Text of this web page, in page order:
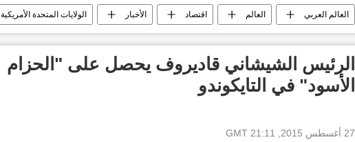
العالم العربي العالم اقتصاد الأخبار الولايات المتحدة الأمريكية
أخبار السودان اليوم
الرئيس الشيشاني قاديروف يحصل على "الحزام
الأسود" في التايكوندو
27 أغسطس 2015, 21:11 GMT